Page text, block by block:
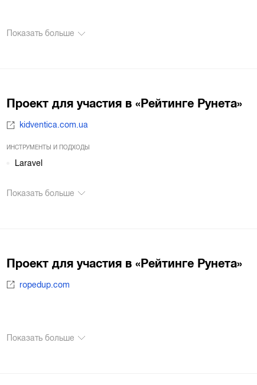
Показать больше
Проект для участия в «Рейтинге Рунета»
kidventica.com.ua
ИНСТРУМЕНТЫ И ПОДХОДЫ
Laravel
Показать больше
Проект для участия в «Рейтинге Рунета»
ropedup.com
Показать больше